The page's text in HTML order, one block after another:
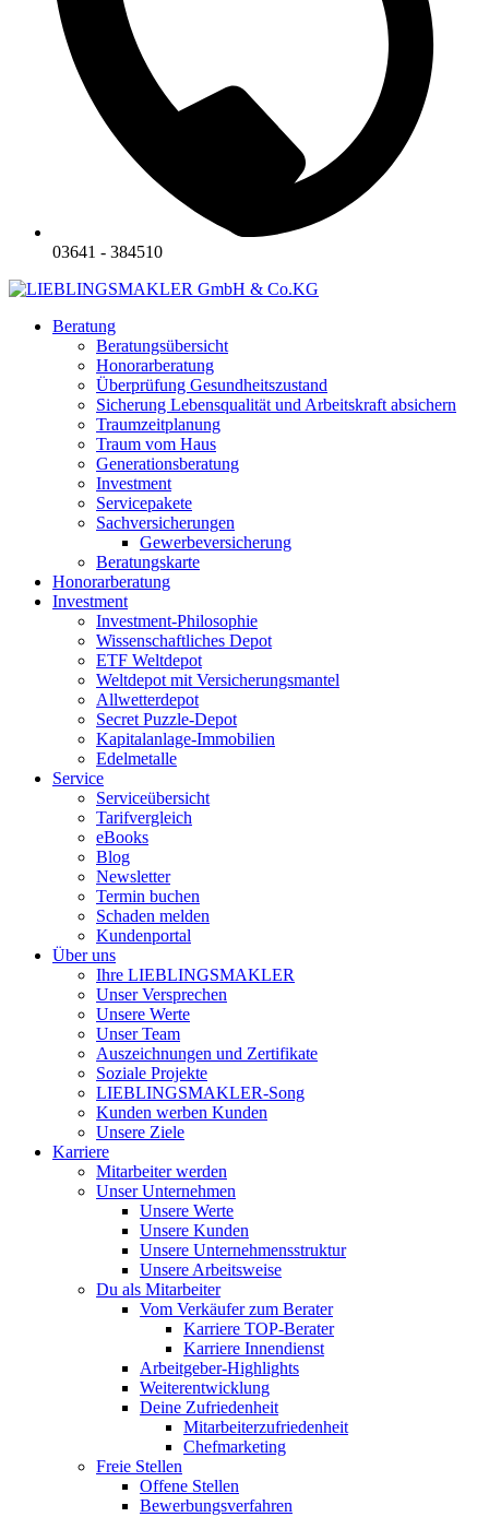
03641 - 384510
Beratung
Beratungsübersicht
Honorarberatung
Überprüfung Gesundheitszustand
Sicherung Lebensqualität und Arbeitskraft absichern
Traumzeitplanung
Traum vom Haus
Generationsberatung
Investment
Servicepakete
Sachversicherungen
Gewerbeversicherung
Beratungskarte
Honorarberatung
Investment
Investment-Philosophie
Wissenschaftliches Depot
ETF Weltdepot
Weltdepot mit Versicherungsmantel
Allwetterdepot
Secret Puzzle-Depot
Kapitalanlage-Immobilien
Edelmetalle
Service
Serviceübersicht
Tarifvergleich
eBooks
Blog
Newsletter
Termin buchen
Schaden melden
Kundenportal
Über uns
Ihre LIEBLINGSMAKLER
Unser Versprechen
Unsere Werte
Unser Team
Auszeichnungen und Zertifikate
Soziale Projekte
LIEBLINGSMAKLER-Song
Kunden werben Kunden
Unsere Ziele
Karriere
Mitarbeiter werden
Unser Unternehmen
Unsere Werte
Unsere Kunden
Unsere Unternehmensstruktur
Unsere Arbeitsweise
Du als Mitarbeiter
Vom Verkäufer zum Berater
Karriere TOP-Berater
Karriere Innendienst
Arbeitgeber-Highlights
Weiterentwicklung
Deine Zufriedenheit
Mitarbeiterzufriedenheit
Chefmarketing
Freie Stellen
Offene Stellen
Bewerbungsverfahren